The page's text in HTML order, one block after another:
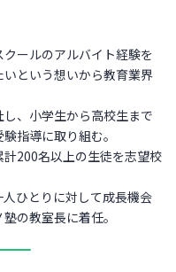
ールのアルバイト経験を
という想いから教育業界
、小学生から高校生まで
指導に取り組む。
200名以上の生徒を志望校
ひとりに対して成長機会
の教室長に着任。